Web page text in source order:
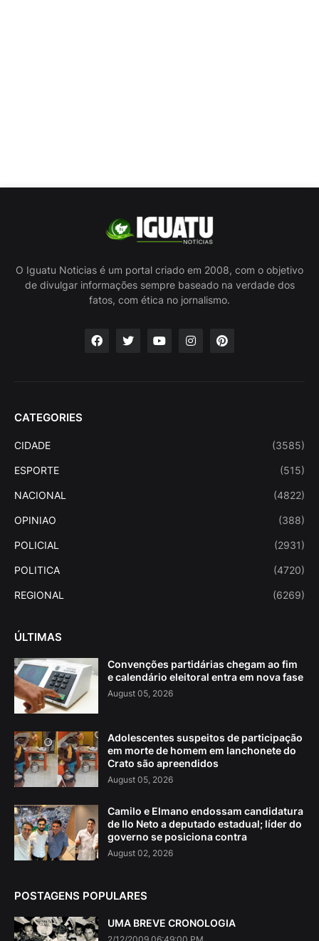
O Iguatu Noticias é um portal criado em 2008, com o objetivo
de divulgar informações sempre baseado na verdade dos
fatos, com ética no jornalismo.
CATEGORIES
CIDADE (3585)
ESPORTE (515)
NACIONAL (4822)
OPINIAO (388)
POLICIAL (2931)
POLITICA (4720)
REGIONAL (6269)
ÚLTIMAS
Convenções partidárias chegam ao fim
e calendário eleitoral entra em nova fase
August 05, 2026
Adolescentes suspeitos de participação
em morte de homem em lanchonete do
Crato são apreendidos
August 05, 2026
Camilo e Elmano endossam candidatura
de Ilo Neto a deputado estadual; líder do
governo se posiciona contra
August 02, 2026
POSTAGENS POPULARES
UMA BREVE CRONOLOGIA